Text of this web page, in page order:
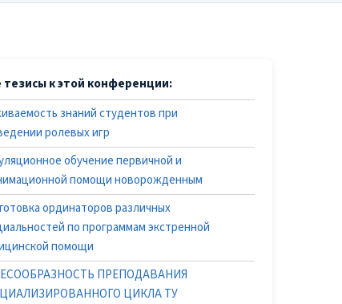
к этой конференции:
знаний студентов при
ролевых игр
обучение первичной и
помощи новорожденным
ординаторов различных
по программам экстренной
помощи
ПРЕПОДАВАНИЯ
ЦИКЛА ТУ